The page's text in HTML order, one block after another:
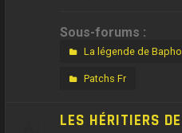
Sous-forums :
La légende de
Patchs Fr
LES HÉRITIERS